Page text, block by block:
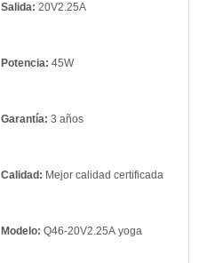
Salida: 20V2.25A
Potencia: 45W
Garantía: 3 años
Calidad: Mejor calidad certificada
Modelo: Q46-20V2.25A yoga